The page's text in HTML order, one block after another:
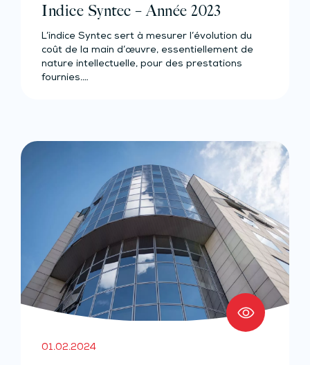
Indice Syntec – Année 2023
L’indice Syntec sert à mesurer l’évolution du
coût de la main d’œuvre, essentiellement de
nature intellectuelle, pour des prestations
fournies.…
01.02.2024